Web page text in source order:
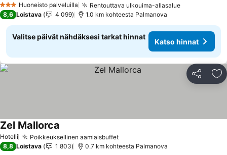
3 Tähtiluokitus
Huoneisto palveluilla
Rentouttava ulkouima-allasalue
8,6 Loistava 4 099 1.0 km kohteesta Palmanova
Valitse päivät nähdäksesi tarkat hinnat
Katso hinnat
Jaa
Hotelli Poikkeuksellinen aamiaisbuffet
Zel Mallorca
8,8 Loistava 1 803 0.7 km kohteesta Palmanova